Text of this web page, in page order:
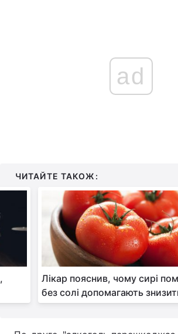
ad
ЧИТАЙТЕ ТАКОЖ:
Лікар пояснив, чому сирі
без солі допомагають